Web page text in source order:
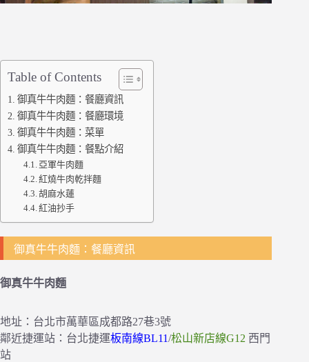
Table of Contents
御真牛牛肉麵：餐廳資訊
御真牛牛肉麵：餐廳環境
御真牛牛肉麵：菜單
御真牛牛肉麵：餐點介紹
亞軍牛肉麵
紅燒牛肉乾拌麵
胡麻水蓮
紅油抄手
御真牛牛肉麵：餐廳資訊
御真牛牛肉麵
地址：台北市萬華區成都路27巷3號
鄰近捷運站：台北捷運板南線BL11/松山新店線G12 西門
站